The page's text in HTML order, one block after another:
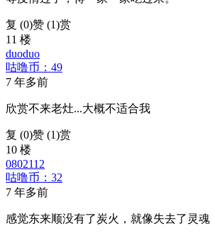
复 (0)赞 (1)赏
11 楼
duoduo
咕噜币：49
7 年多前
欣赏不来老灶...大概不适合我
复 (0)赞 (1)赏
10 楼
0802112
咕噜币：32
7 年多前
感觉东来顺没有了炭火，就像失去了灵魂